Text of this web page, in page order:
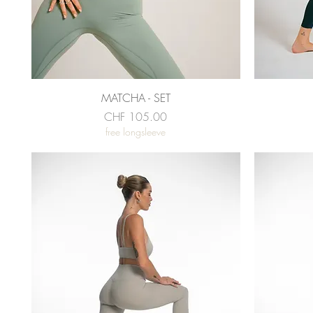
Schnellansicht
MATCHA - SET
Preis
CHF 105.00
free longsleeve